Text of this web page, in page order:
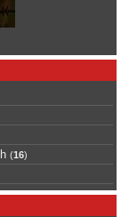
(16)